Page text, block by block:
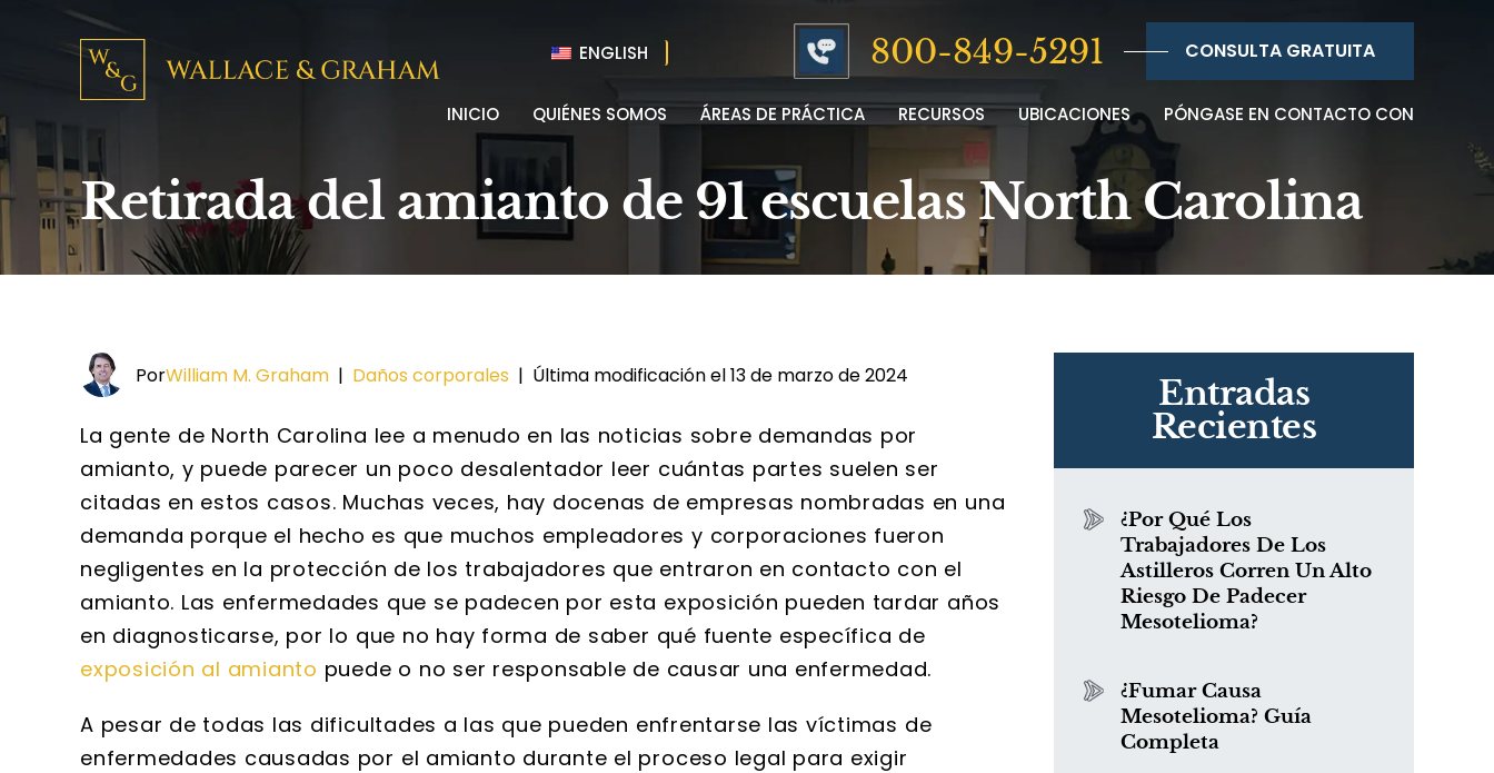
ENGLISH 800-849-5291 CONSULTA GRATUITA
INICIO QUIÉNES SOMOS ÁREAS DE PRÁCTICA RECURSOS UBICACIONES PÓNGASE EN CONTACTO CON
Retirada del amianto de 91 escuelas North Carolina
PorWilliam M. Graham | Daños corporales | Última modificación el 13 de marzo de 2024
La gente de North Carolina lee a menudo en las noticias sobre demandas por
amianto, y puede parecer un poco desalentador leer cuántas partes suelen ser
citadas en estos casos. Muchas veces, hay docenas de empresas nombradas en una
demanda porque el hecho es que muchos empleadores y corporaciones fueron
negligentes en la protección de los trabajadores que entraron en contacto con el
amianto. Las enfermedades que se padecen por esta exposición pueden tardar años
en diagnosticarse, por lo que no hay forma de saber qué fuente específica de
exposición al amianto puede o no ser responsable de causar una enfermedad.
A pesar de todas las dificultades a las que pueden enfrentarse las víctimas de
enfermedades causadas por el amianto durante el proceso legal para exigir
Entradas
Recientes
¿Por Qué Los
Trabajadores De Los
Astilleros Corren Un Alto
Riesgo De Padecer
Mesotelioma?
¿Fumar Causa
Mesotelioma? Guía
Completa